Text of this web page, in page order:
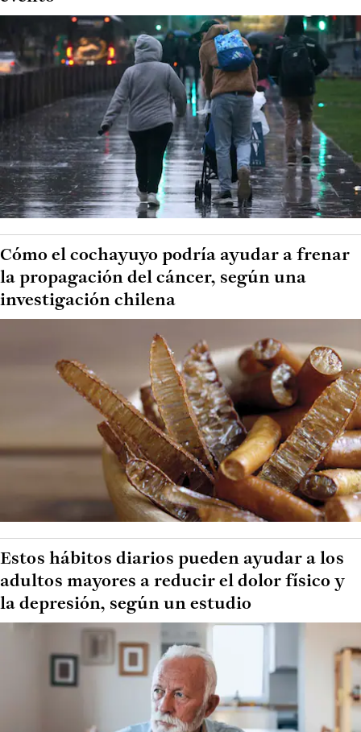
Cómo el cochayuyo podría ayudar a frenar
la propagación del cáncer, según una
investigación chilena
Estos hábitos diarios pueden ayudar a los
adultos mayores a reducir el dolor físico y
la depresión, según un estudio